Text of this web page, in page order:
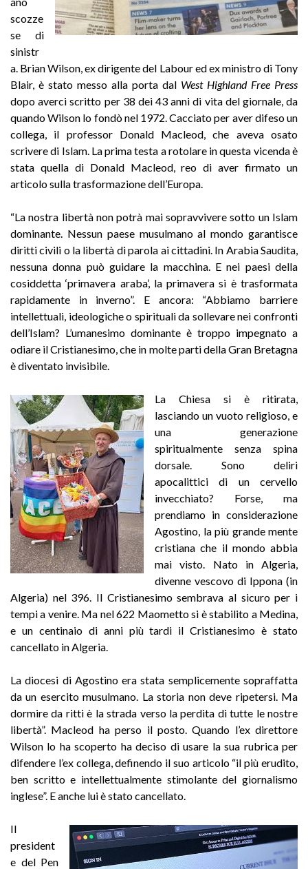
scozze
se di
sinistr
a. Brian Wilson, ex dirigente del Labour ed ex ministro di Tony
Blair, è stato messo alla porta dal West Highland Free Press
dopo averci scritto per 38 dei 43 anni di vita del giornale, da
quando Wilson lo fondò nel 1972. Cacciato per aver difeso un
collega, il professor Donald Macleod, che aveva osato
scrivere di Islam. La prima testa a rotolare in questa vicenda è
stata quella di Donald Macleod, reo di aver firmato un
articolo sulla trasformazione dell’Europa.
“La nostra libertà non potrà mai sopravvivere sotto un Islam
dominante. Nessun paese musulmano al mondo garantisce
diritti civili o la libertà di parola ai cittadini. In Arabia Saudita,
nessuna donna può guidare la macchina. E nei paesi della
cosiddetta ‘primavera araba’, la primavera si è trasformata
rapidamente in inverno”. E ancora: “Abbiamo barriere
intellettuali, ideologiche o spirituali da sollevare nei confronti
dell’Islam? L’umanesimo dominante è troppo impegnato a
odiare il Cristianesimo, che in molte parti della Gran Bretagna
è diventato invisibile.
La Chiesa si è ritirata,
lasciando un vuoto religioso, e
una generazione
spiritualmente senza spina
dorsale. Sono deliri
apocalittici di un cervello
invecchiato? Forse, ma
prendiamo in considerazione
Agostino, la più grande mente
cristiana che il mondo abbia
mai visto. Nato in Algeria,
divenne vescovo di Ippona (in
Algeria) nel 396. Il Cristianesimo sembrava al sicuro per i
tempi a venire. Ma nel 622 Maometto si è stabilito a Medina,
e un centinaio di anni più tardi il Cristianesimo è stato
cancellato in Algeria.
La diocesi di Agostino era stata semplicemente sopraffatta
da un esercito musulmano. La storia non deve ripetersi. Ma
dormire da ritti è la strada verso la perdita di tutte le nostre
libertà”. Macleod ha perso il posto. Quando l’ex direttore
Wilson lo ha scoperto ha deciso di usare la sua rubrica per
difendere l’ex collega, definendo il suo articolo “il più erudito,
ben scritto e intellettualmente stimolante del giornalismo
inglese”. E anche lui è stato cancellato.
Il
president
e del Pen